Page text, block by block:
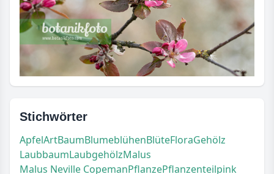
Stichwörter
ApfelArtBaumBlumeblühenBlüteFloraGehölz
LaubbaumLaubgehölzMalus
Malus Neville CopemanPflanzePflanzenteilpink